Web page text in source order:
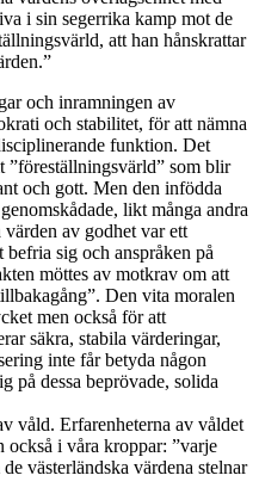
i sin segerrika kamp mot de
att han hånskrattar
och inramningen av
och stabilitet, för att nämna
funktion. Det
”föreställningsvärld” som blir
och gott. Men den infödda
likt många andra
av godhet var ett
sig och anspråken på
möttes av motkrav om att
Den vita moralen
men också för att
säkra, stabila värderingar,
inte får betyda någon
på dessa beprövade, solida
våld. Erfarenheterna av våldet
också i våra kroppar: ”varje
västerländska värdena stelnar